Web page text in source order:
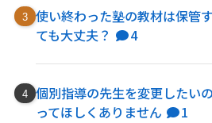
使い終わった塾の教材は保管
ても大丈夫？
4
個別指導の先生を変更したい
ってほしくありません
1